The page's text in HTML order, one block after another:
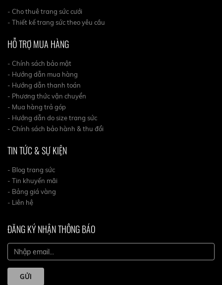
- Cho thuê trang sức cưới
- Thiết kế trang sức theo yêu cầu
HỖ TRỢ MUA HÀNG
- Chính sách bảo mật
- Hướng dẫn mua hàng
- Hướng dẫn thanh toán
- Phương thức vận chuyển
- Mua hàng trả góp
- Hướng dẫn do size trang sức
- Chính sách bảo hành & thu đổi
TIN TỨC & SỰ KIỆN
- Blog trang sức
- Tin khuyến mãi
- Bảng giá vàng
- Liên hệ
ĐĂNG KÝ NHẬN THÔNG BÁO
GỬI